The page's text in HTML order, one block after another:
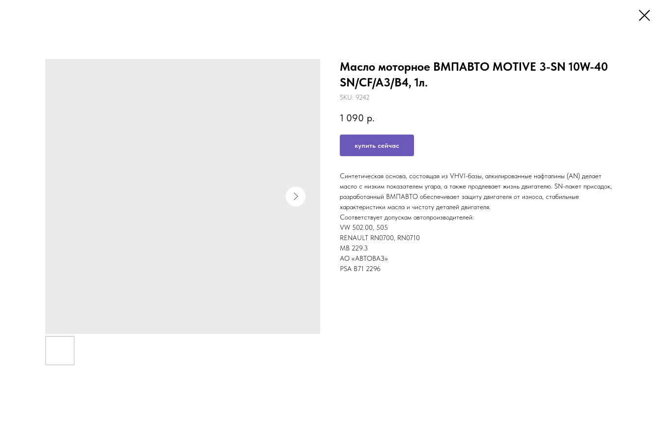
Масло моторное ВМПАВТО MOTIVE 3-SN 10W-40
SN/CF/A3/B4, 1л.
SKU: 9242
1 090 р.
купить сейчас
Синтетическая основа, состоящая из VHVI-базы, алкилированные нафталины (AN) делает
масло с низким показателем угара, а также продлевает жизнь двигателю. SN-пакет присадок,
разработанный ВМПАВТО обеспечивает защиту двигателя от износа, стабильные
характеристики масла и чистоту деталей двигателя.
Соответствует допускам автопроизводителей:
VW 502.00, 505
RENAULT RN0700, RN0710
MB 229.3
АО «АВТОВАЗ»
PSA B71 2296